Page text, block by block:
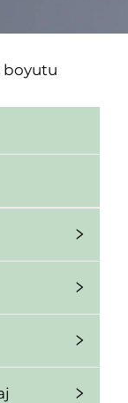
boyutu